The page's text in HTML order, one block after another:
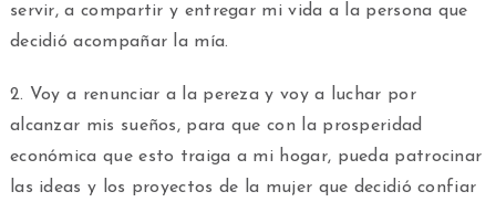
servir, a compartir y entregar mi vida a la persona que
decidió acompañar la mía.
2. Voy a renunciar a la pereza y voy a luchar por
alcanzar mis sueños, para que con la prosperidad
económica que esto traiga a mi hogar, pueda patrocinar
las ideas y los proyectos de la mujer que decidió confiar